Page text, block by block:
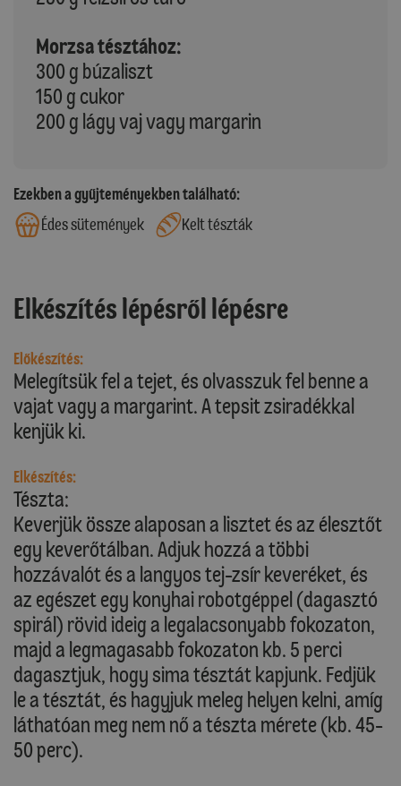
Morzsa tésztához:
300 g búzaliszt
150 g cukor
200 g lágy vaj vagy margarin
Ezekben a gyűjteményekben található:
Édes sütemények
Kelt tészták
Elkészítés lépésről lépésre
Előkészítés:
Melegítsük fel a tejet, és olvasszuk fel benne a
vajat vagy a margarint. A tepsit zsiradékkal
kenjük ki.
Elkészítés:
Tészta:
Keverjük össze alaposan a lisztet és az élesztőt
egy keverőtálban. Adjuk hozzá a többi
hozzávalót és a langyos tej-zsír keveréket, és
az egészet egy konyhai robotgéppel (dagasztó
spirál) rövid ideig a legalacsonyabb fokozaton,
majd a legmagasabb fokozaton kb. 5 perci
dagasztjuk, hogy sima tésztát kapjunk. Fedjük
le a tésztát, és hagyjuk meleg helyen kelni, amíg
láthatóan meg nem nő a tészta mérete (kb. 45-
50 perc).